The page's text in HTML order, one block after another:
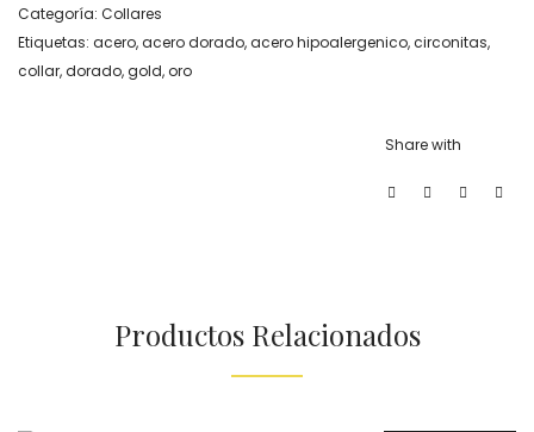
Categoría: Collares
Etiquetas: acero,acero dorado,acero hipoalergenico,circonitas,
collar,dorado,gold,oro
Share with
Productos Relacionados